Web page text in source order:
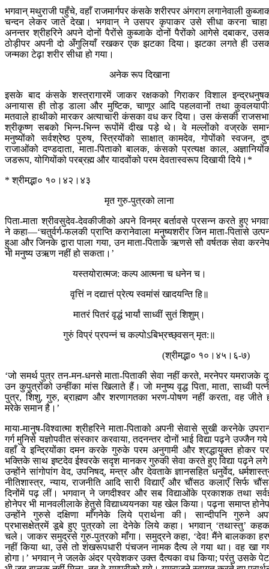
भगवान् मथुराजी पहुँचे, वहाँ राजमार्गपर कंसके शरीरपर अंगराग लगानेवाली
चन्दन लेकर जाते देखा। भगवान् ने उसपर कृपाकर उसे सीधा करना
अनन्तर श्रीहरिने अपने दोनों पैरोंसे कुब्जाके दोनों पैरोंको आगेसे दबाकर,
ठोड़ीपर अपनी दो अँगुलियाँ रखकर एक झटका दिया। झटका लगते ही
जन्मका टेढ़ा शरीर सीधा हो गया।
अनेक रूप दिखाना
इसके बाद कंसके शस्त्रागारमें जाकर रक्षकको गिराकर विशाल
अनायास ही तोड़ डाला और मुष्टिक, चाणूर आदि पहलवानों तथा
मतवाले हाथीको मारकर अत्याचारी कंसका वध कर दिया। उस कंसकी
श्रीकृष्ण सबको भिन्न-भिन्न रूपोंमें दीख पड़े थे। वे मल्लोंको वज्रके
मनुष्योंको सर्वश्रेष्ठ पुरुष, स्त्रियोंको साक्षात् कामदेव, गोपोंको स्वजन,
राजाओंको दण्डदाता, माता-पिताको बालक, कंसको प्रत्यक्ष काल,
जडरूप, योगियोंको परब्रह्म और यादवोंको परम देवतास्वरूप दिखायी दिये।*
* श्रीमद्भा० १०।४२।४३
मृत गुरु-पुत्रको लाना
पिता-माता श्रीवसुदेव-देवकीजीको अपने विनम्र बर्तावसे प्रसन्न करते हुए
ने कहा—‘चतुर्वर्ग-फलकी प्राप्ति करानेवाला मनुष्यशरीर जिन माता-पितासे
हुआ और जिनके द्वारा पाला गया, उन माता-पिताके ऋणसे सौ वर्षतक सेवा
भी मनुष्य उऋण नहीं हो सकता।’
यस्तयोरात्मज: कल्प आत्मना च धनेन च।
वृत्तिं न दद्यात्तं प्रेत्य स्वमांसं खादयन्ति हि॥
मातरं पितरं वृद्धं भार्यां साध्वीं सुतं शिशुम्।
गुरुं विप्रं प्रपन्नं च कल्पोऽबिभ्रच्छ्वसन् मृत:॥
(श्रीमद्भा० १०।४५।६-७)
‘जो समर्थ पुत्र तन-मन-धनसे माता-पिताकी सेवा नहीं करते, मरनेपर यमराजके
उन कुपुत्रोंको उन्हींका मांस खिलाते हैं। जो मनुष्य वृद्ध पिता, माता, साध्वी
पुत्र, शिशु, गुरु, ब्राह्मण और शरणागतका भरण-पोषण नहीं करता, वह जीते
मरेके समान है।’
माया-मानुष-विश्वात्मा श्रीहरिने माता-पिताको अपनी सेवासे सुखी करनेके
गर्ग मुनिसे यज्ञोपवीत संस्कार करवाया, तदनन्तर दोनों भाई विद्या पढ़ने उज्जैन
वहाँ वे इन्द्रियोंका दमन करके गुरुके परम अनुगामी और श्रद्धायुक्त होकर
भक्तिके साथ इष्टदेव ईश्वरके सदृश मानकर गुरुकी सेवा करते हुए विद्या पढ़ने
उन्होंने सांगोपांग वेद, उपनिषद्, मन्त्र और देवताके ज्ञानसहित धनुर्वेद,
नीतिशास्त्र, न्याय, राजनीति आदि सारी विद्याएँ और चौंसठ कलाएँ सिर्फ
दिनोंमें पढ़ लीं। भगवान् ने जगदीश्वर और सब विद्याओंके प्रकाशक तथा
होनेपर भी मानवलीलाके हेतुसे विद्याध्ययनका यह खेल किया। पढ़ना समाप्त
उन्होंने गुरुसे दक्षिणा माँगनेके लिये प्रार्थना की। सान्दीपनि गुरुने
प्रभासक्षेत्रमें डूबे हुए पुत्रको ला देनेके लिये कहा। भगवान् ‘तथास्तु’
चले। जाकर समुद्रसे गुरु-पुत्रको माँगा। समुद्रने कहा, ‘देव! मैंने बालकका
नहीं किया था, उसे तो शंखरूपधारी पंचजन नामक दैत्य ले गया था। वह खा
होगा।’ भगवान् ने जलके अंदर प्रवेशकर उक्त दैत्यका वध किया; परंतु उसके